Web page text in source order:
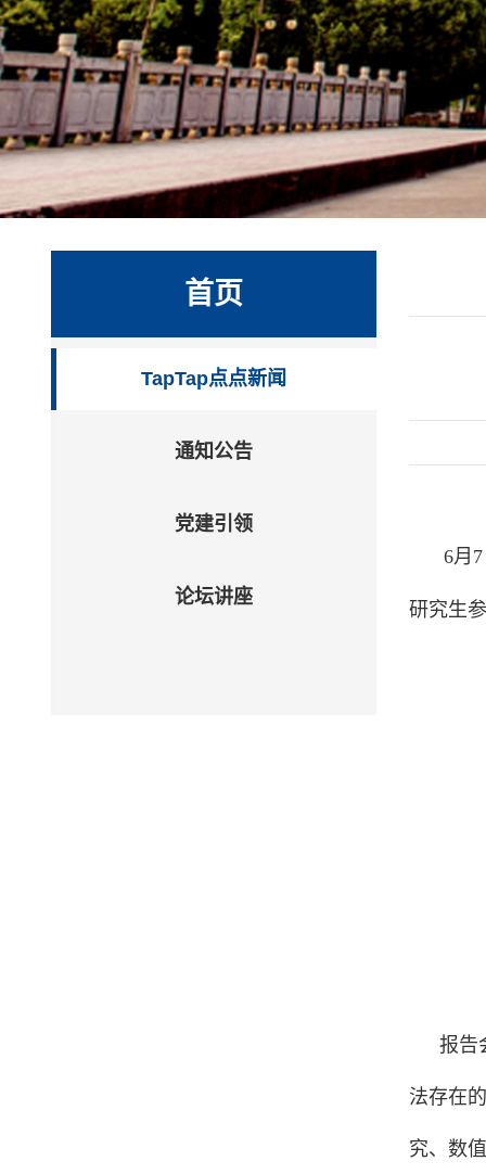
首页
TapTap点点新闻
通知公告
党建引领
论坛讲座
6月 7
研究生
报告
法存在
究、数